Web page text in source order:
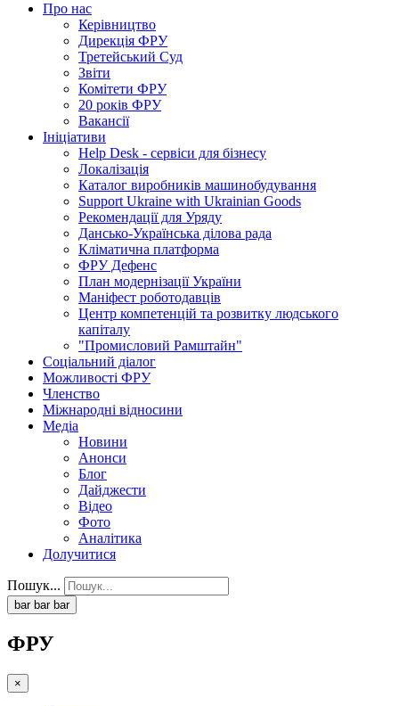
Про нас
Керівництво
Дирекція ФРУ
Третейський Суд
Звіти
Комітети ФРУ
20 років ФРУ
Вакансії
Ініціативи
Help Desk - сервіси для бізнесу
Локалізація
Каталог виробників машинобудування
Support Ukraine with Ukrainian Goods
Рекомендації для Уряду
Дансько-Українська ділова рада
Кліматична платформа
ФРУ Дефенс
План модернізації України
Маніфест роботодавців
Центр компетенцій та розвитку людського
капіталу
"Промисловий Рамштайн"
Соціальний діалог
Можливості ФРУ
Членство
Міжнародні відносини
Медіа
Новини
Анонси
Блог
Дайджести
Відео
Фото
Аналітика
Долучитися
Пошук...
bar bar bar
ФРУ
×